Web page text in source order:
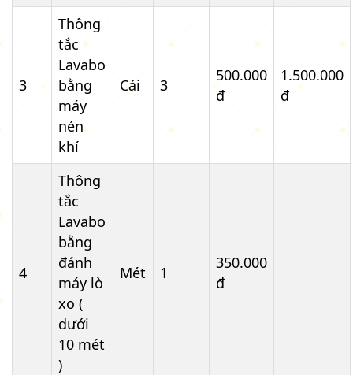
3
Thông
tắc
Lavabo
bằng
máy
nén
khí
Cái 3
500.000
đ
1.500.000
đ
4
Thông
tắc
Lavabo
bằng
đánh
máy lò
xo (
dưới
10 mét
)
Mét 1
350.000
đ